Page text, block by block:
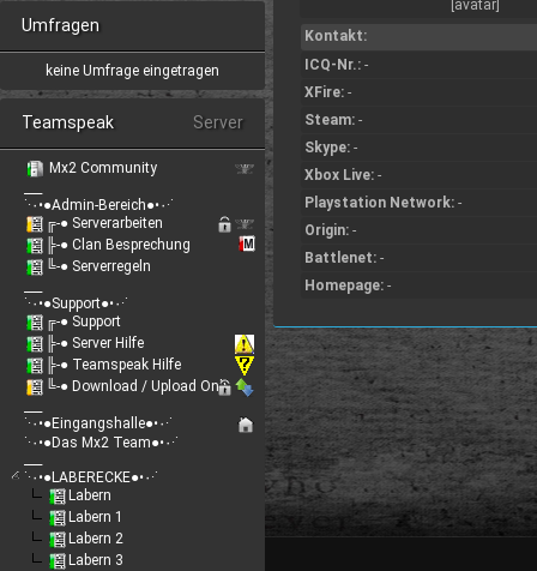
Umfragen
keine Umfrage eingetragen
Teamspeak Server
Mx2 Community
˙·٠•●Admin-Bereich●•٠·˙
╔-● Serverarbeiten
╠-● Clan Besprechung
╚-● Serverregeln
˙·٠•●Support●•٠·˙
╔-● Support
╠-● Server Hilfe
╠-● Teamspeak Hilfe
╚-● Download / Upload Only
˙·٠•●Eingangshalle●•٠·˙
˙·٠•●Das Mx2 Team●•٠·˙
˙·٠•●LABERECKE●•٠·˙
Labern
Labern 1
Labern 2
Labern 3
[avatar]
Kontakt:
ICQ-Nr.: -
XFire: -
Steam: -
Skype: -
Xbox Live: -
Playstation Network: -
Origin: -
Battlenet: -
Homepage: -